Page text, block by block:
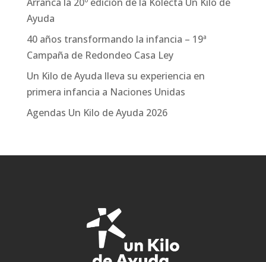
Ayuda
40 años transformando la infancia – 19ª
Campaña de Redondeo Casa Ley
Un Kilo de Ayuda lleva su experiencia en
primera infancia a Naciones Unidas
Agendas Un Kilo de Ayuda 2026